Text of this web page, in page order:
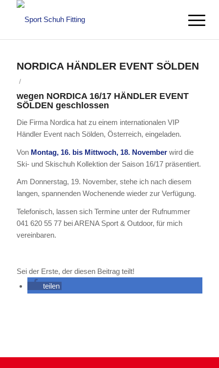
NORDICA HÄNDLER EVENT SÖLDEN
/
wegen NORDICA 16/17 HÄNDLER EVENT
SÖLDEN geschlossen
Die Firma Nordica hat zu einem internationalen VIP
Händler Event nach Sölden, Österreich, eingeladen.
Von Montag, 16. bis Mittwoch, 18. Novemberwird die
Ski- und Skischuh Kollektion der Saison 16/17 präsentiert.
Am Donnerstag, 19. November, stehe ich nach diesem
langen, spannenden Wochenende wieder zur Verfügung.
Telefonisch, lassen sich Termine unter der Rufnummer
041 620 55 77 bei ARENA Sport & Outdoor, für mich
vereinbaren.
Sei der Erste, der diesen Beitrag teilt!
teilen